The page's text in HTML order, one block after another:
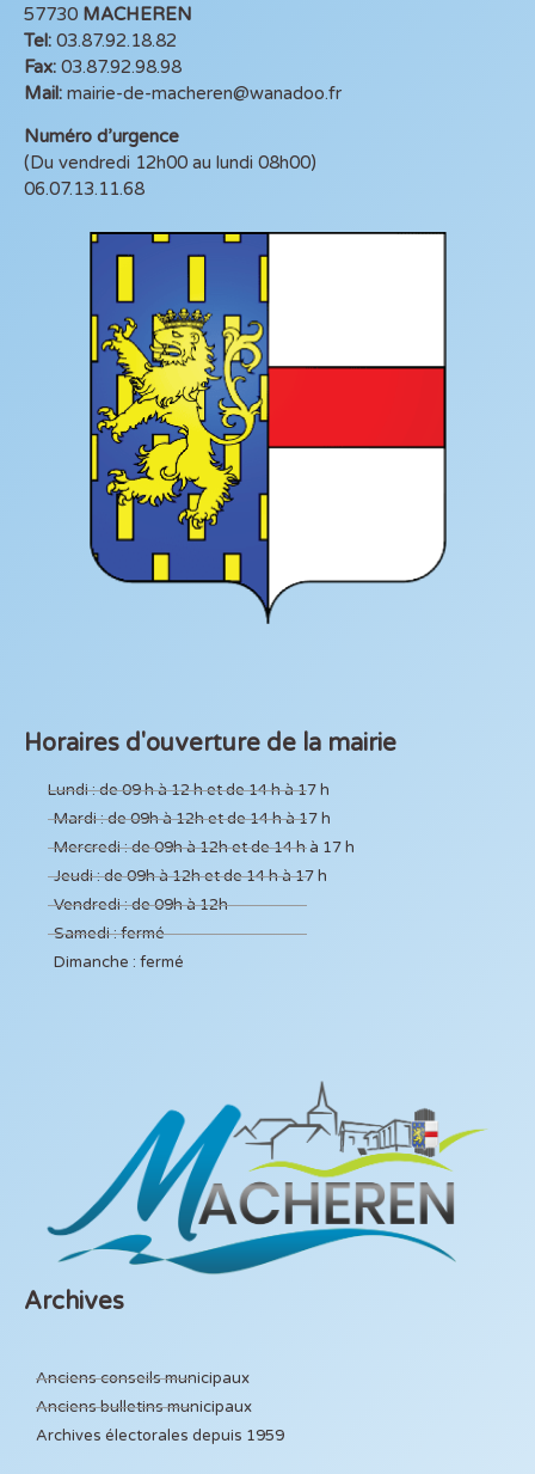
57730 MACHEREN
Tel: 03.87.92.18.82
Fax: 03.87.92.98.98
Mail: mairie-de-macheren@wanadoo.fr
Numéro d’urgence
(Du vendredi 12h00 au lundi 08h00)
06.07.13.11.68
Horaires d'ouverture de la mairie
Lundi : de 09 h à 12 h et de 14 h à 17 h
Mardi : de 09h à 12h et de 14 h à 17 h
Mercredi : de 09h à 12h et de 14 h à 17 h
Jeudi : de 09h à 12h et de 14 h à 17 h
Vendredi : de 09h à 12h
Samedi : fermé
Dimanche : fermé
Archives
Anciens conseils municipaux
Anciens bulletins municipaux
Archives électorales depuis 1959